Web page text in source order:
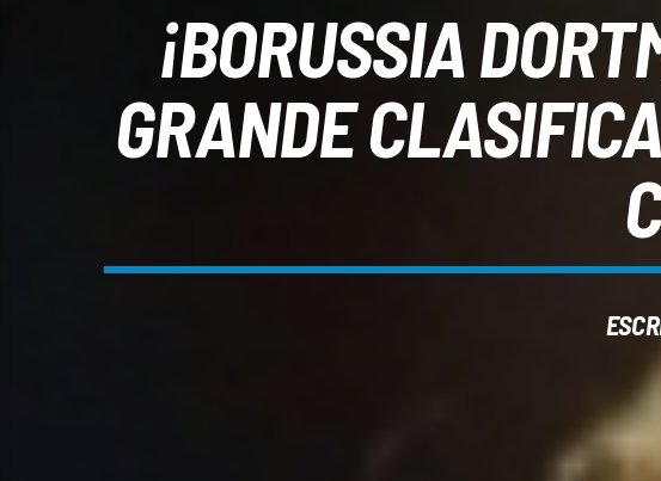
¡BORUSSIA
GRANDE